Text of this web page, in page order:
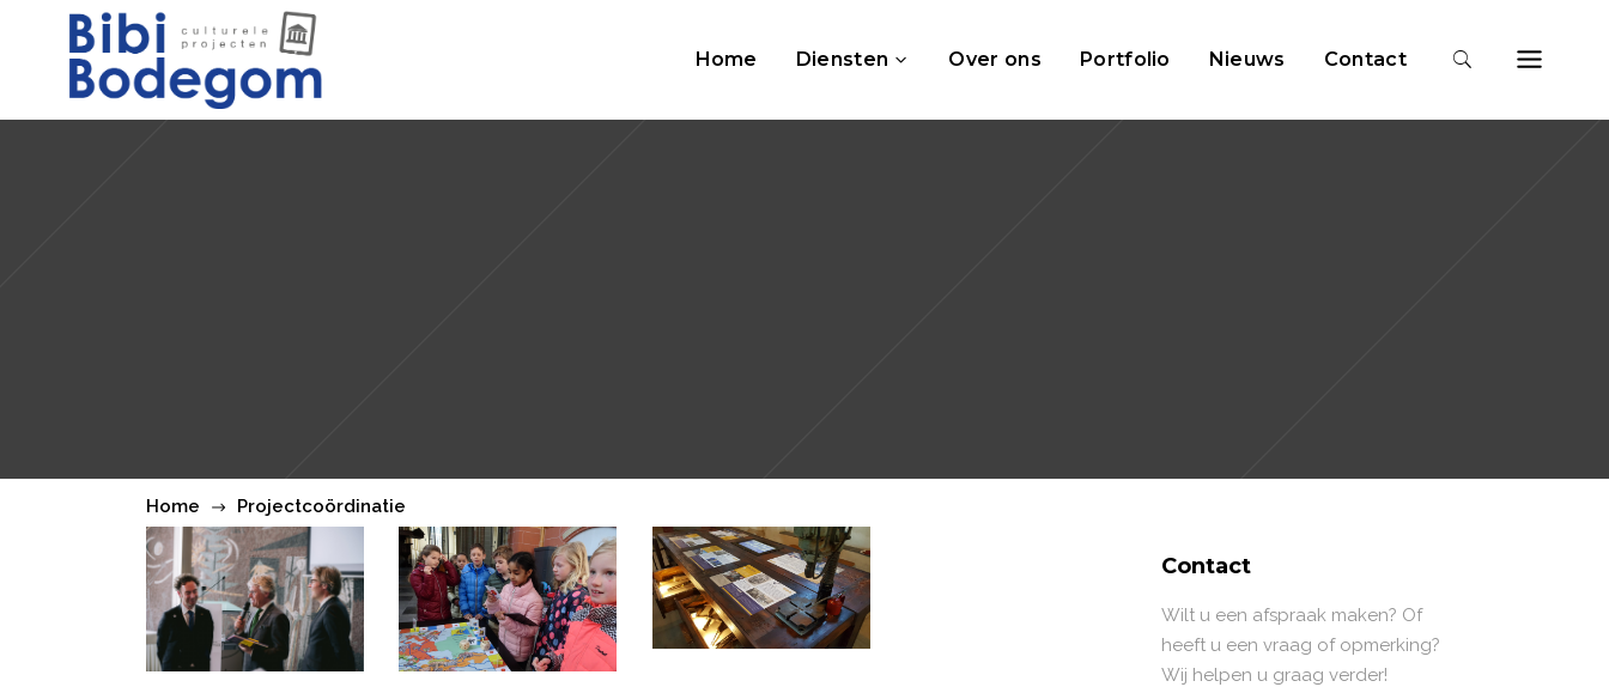
Home Diensten Over ons Portfolio Nieuws Contact
Home Projectcoördinatie
Contact
Wilt u een afspraak maken? Of
heeft u een vraag of opmerking?
Wij helpen u graag verder!